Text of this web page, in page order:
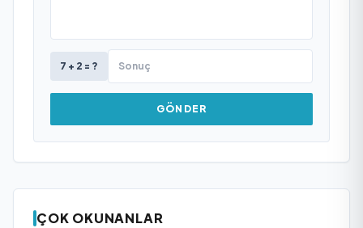
7 + 2 = ?
GÖNDER
ÇOK OKUNANLAR